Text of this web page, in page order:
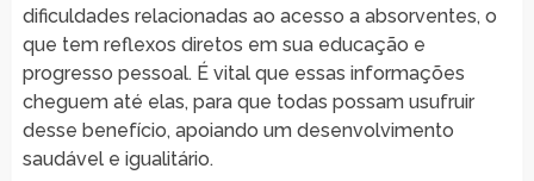
dificuldades relacionadas ao acesso a absorventes, o
que tem reflexos diretos em sua educação e
progresso pessoal. É vital que essas informações
cheguem até elas, para que todas possam usufruir
desse benefício, apoiando um desenvolvimento
saudável e igualitário.